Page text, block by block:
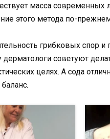
масса
этого метода по-
грибковых спор
советуют
целях. А сода